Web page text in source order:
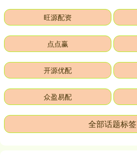
旺源配资
点点赢
开源优配
众盈易配
全部话题标签